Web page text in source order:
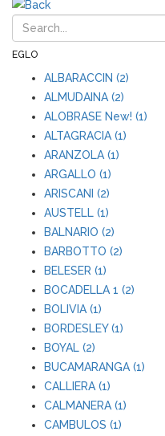
EGLO
ALBARACCIN (2)
ALMUDAINA (2)
ALOBRASE New! (1)
ALTAGRACIA (1)
ARANZOLA (1)
ARGALLO (1)
ARISCANI (2)
AUSTELL (1)
BALNARIO (2)
BARBOTTO (2)
BELESER (1)
BOCADELLA 1 (2)
BOLIVIA (1)
BORDESLEY (1)
BOYAL (2)
BUCAMARANGA (1)
CALLIERA (1)
CALMANERA (1)
CAMBULOS (1)